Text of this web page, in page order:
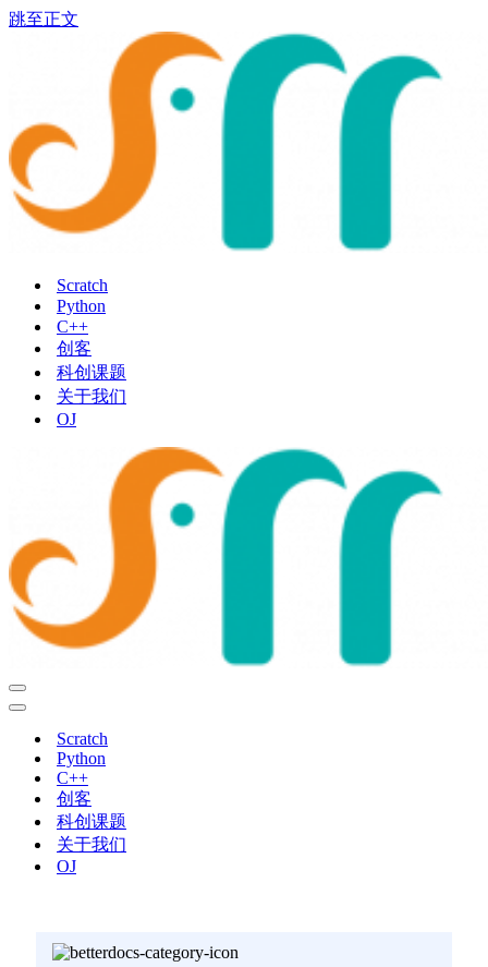
跳至正文
Scratch
Python
C++
创客
科创课题
关于我们
OJ
导
航
导
Scratch
Python
C++
创客
科创课题
关于我们
OJ